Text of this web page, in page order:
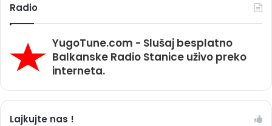
Radio
YugoTune.com - Slušaj besplatno
Balkanske Radio Stanice uživo preko
interneta.
Lajkujte nas !